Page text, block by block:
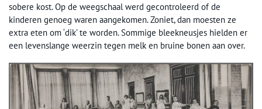
sobere kost. Op de weegschaal werd gecontroleerd of de
kinderen genoeg waren aangekomen. Zoniet, dan moesten ze
extra eten om ‘dik’ te worden. Sommige bleekneusjes hielden er
een levenslange weerzin tegen melk en bruine bonen aan over.